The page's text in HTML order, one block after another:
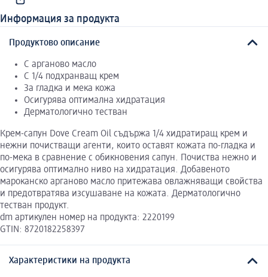
Информация за продукта
Продуктово описание
С арганово масло
С 1/4 подхранващ крем
За гладка и мека кожа
Осигурява оптимална хидратация
Дерматологично тестван
Крем-сапун Dove Cream Oil съдържа 1/4 хидратиращ крем и
нежни почистващи агенти, които оставят кожата по-гладка и
по-мека в сравнение с обикновения сапун. Почиства нежно и
осигурява оптимално ниво на хидратация. Добавеното
мароканско арганово масло притежава овлажняващи свойства
и предотвратява изсушаване на кожата. Дерматологично
тестван продукт.
dm артикулен номер на продукта: 2220199
GTIN: 8720182258397
Характеристики на продукта